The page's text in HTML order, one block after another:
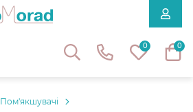
0 0
Пом'якшувачі